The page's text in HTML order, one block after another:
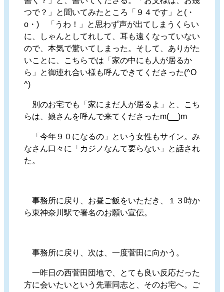
つで？」と聞いてみたところ「９４です」と(・
o・) 「うわ！」と思わず声が出てしまうくらい
に、しゃんとしてれして、耳も遠くなっていない
ので、本気で驚いてしまった。そして、ありがた
いことに、こちらでは「家の中にも人が居るか
ら」と御連れ合い様も呼んできてくださった(^O
^)
別のお宅でも「家にまだ人が居るよ」と、こち
らは、娘さんを呼んで来てくださったm(__)m
「今年９０になるの」という女性もサイン。み
なさん口々に「カジノなんて要らない」と話され
た。
事務所に戻り、お昼ご飯をいただき、１３時か
ら東神奈川駅で署名のお願い宣伝。
事務所に戻り、次は、一度菅田に向かう。
一昨日の西菅田団地で、とても良い反応だった
方に会いたいという先輩同志と、そのお宅へ。ご